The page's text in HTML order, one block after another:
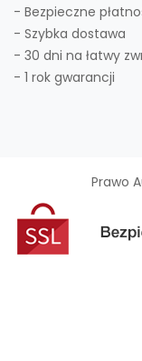
- Bezpieczne
- Szybka dostawa
- 30 dni na łatwy
- 1 rok gwarancji
Prawo